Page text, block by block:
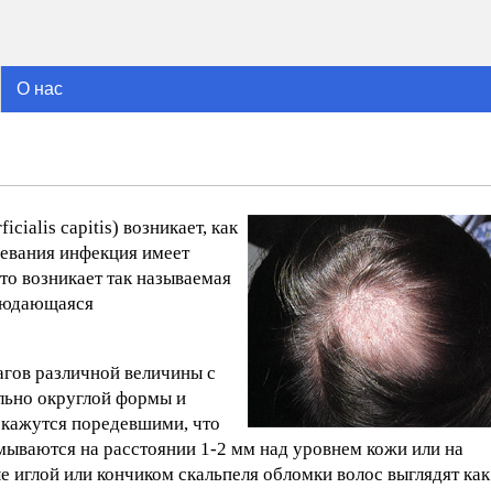
О нас
capitis) возникает, как
инфекция имеет
возникает так называемая
различной величины с
округлой формы и
поредевшими, что
на расстоянии 1-2 мм над уровнем кожи или на
или кончиком скальпеля обломки волос выглядят как